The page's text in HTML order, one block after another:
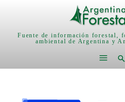
Fuente de información forestal,
ambiental de Argentina y